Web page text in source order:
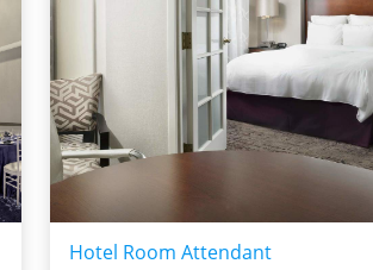
Hotel Room Attendant